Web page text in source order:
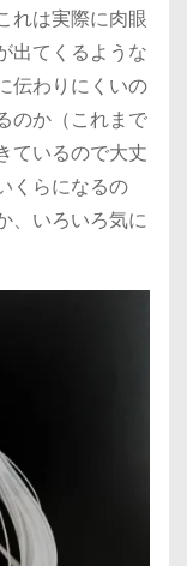
れは実際に肉眼
出てくるような
伝わりにくいの
のか（これまで
ているので大丈
くらになるの
、いろいろ気に